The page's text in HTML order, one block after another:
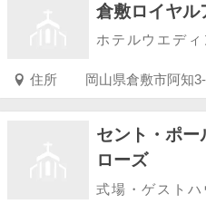
倉敷ロイヤル
ホテルウエディ
住所 岡山県倉敷市阿知
セント・ポー
ローズ
式場・ゲストハ